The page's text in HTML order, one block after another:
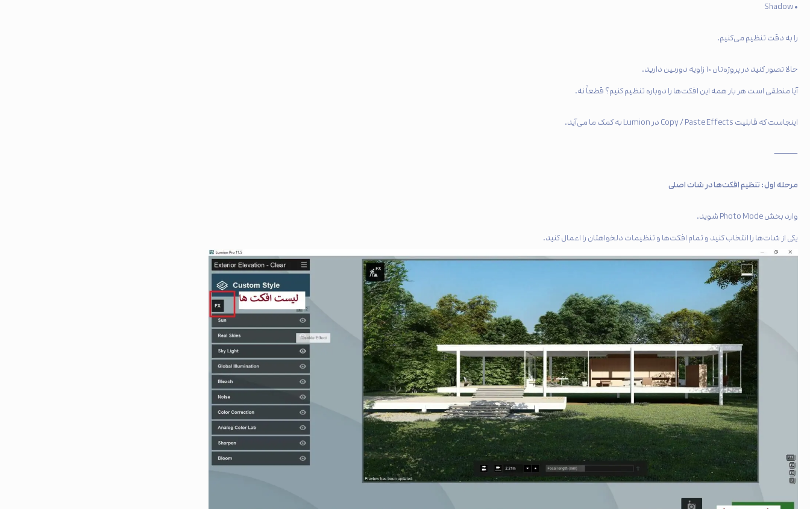
• Shadow
را به دقت تنظیم می‌کنیم.
حالا تصور کنید در پروژه‌تان ۱۰ زاویه دوربین دارید.
آیا منطقی است هر بار همه این افکت‌ها را دوباره تنظیم کنیم؟ قطعاً نه.
اینجاست که قابلیت Copy / Paste Effects در Lumion به کمک ما می‌آید.
⸻
مرحله اول: تنظیم افکت‌ها در شات اصلی
وارد بخش Photo Mode شوید.
یکی از شات‌ها را انتخاب کنید و تمام افکت‌ها و تنظیمات دلخواهتان را اعمال کنید.